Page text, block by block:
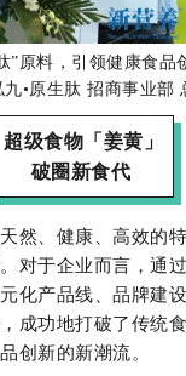
”原料，引领健康食品
九•原生肽 招商事业部
超级食物「姜黄」
破圈新食代
然、健康、高效的
对于企业而言，通
化产品线、品牌建
成功地打破了传统
创新的新潮流。